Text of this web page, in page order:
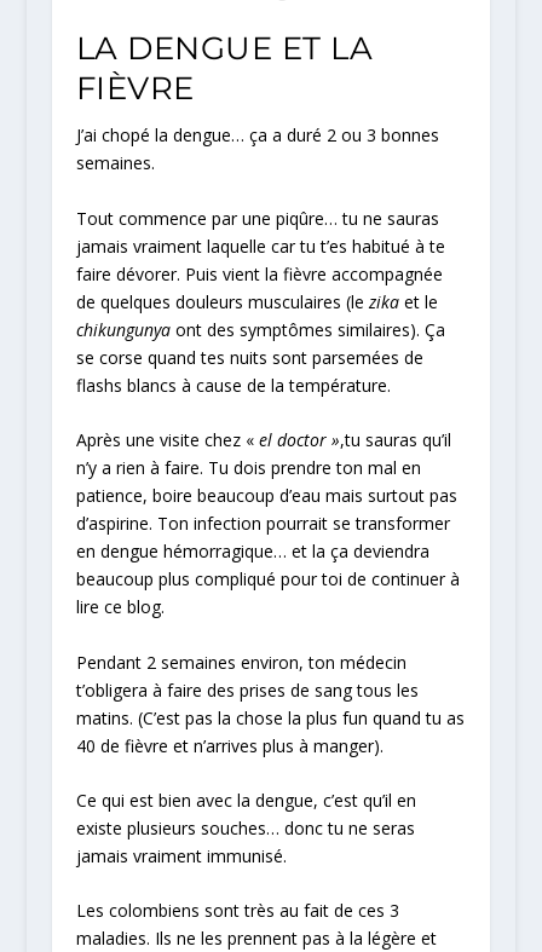
LA DENGUE ET LA
FIÈVRE
J’ai chopé la dengue… ça a duré 2 ou 3 bonnes
semaines.
Tout commence par une piqûre… tu ne sauras
jamais vraiment laquelle car tu t’es habitué à te
faire dévorer. Puis vient la fièvre accompagnée
de quelques douleurs musculaires (le zikaet le
chikungunyaont des symptômes similaires). Ça
se corse quand tes nuits sont parsemées de
flashs blancs à cause de la température.
Après une visite chez « el doctor »,tu sauras qu’il
n’y a rien à faire. Tu dois prendre ton mal en
patience, boire beaucoup d’eau mais surtout pas
d’aspirine. Ton infection pourrait se transformer
en dengue hémorragique… et la ça deviendra
beaucoup plus compliqué pour toi de continuer à
lire ce blog.
Pendant 2 semaines environ, ton médecin
t’obligera à faire des prises de sang tous les
matins. (C’est pas la chose la plus fun quand tu as
40 de fièvre et n’arrives plus à manger).
Ce qui est bien avec la dengue, c’est qu’il en
existe plusieurs souches… donc tu ne seras
jamais vraiment immunisé.
Les colombiens sont très au fait de ces 3
maladies. Ils ne les prennent pas à la légère et